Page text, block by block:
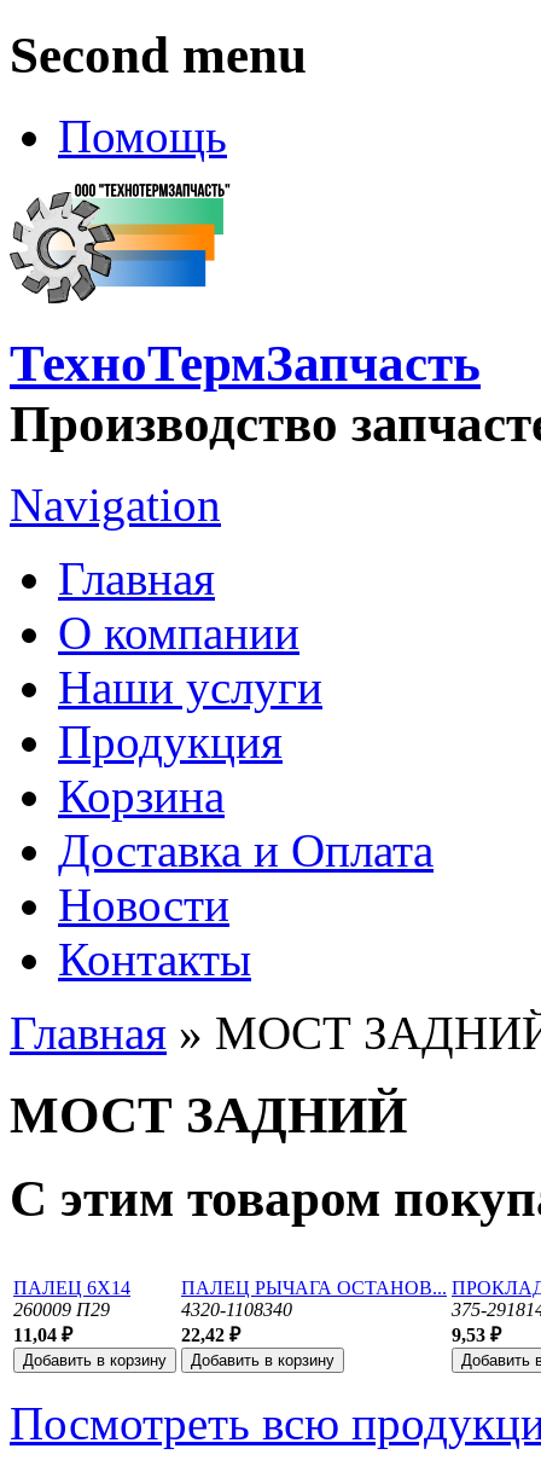
Second menu
Помощь
ТехноТермЗапчасть
Производство
Navigation
Главная
О компании
Наши услуги
Продукция
Корзина
Доставка и Оплата
Новости
Контакты
Вы здесь
Главная » МОСТ
МОСТ ЗАДНИЙ
С этим товаром
ПАЛЕЦ 6Х14
260009 П29
11,04 ₽
ПАЛЕЦ РЫЧАГА ОСТАНОВ...
4320-1108340
22,42 ₽
375-
9,53 ₽
Посмотреть всю